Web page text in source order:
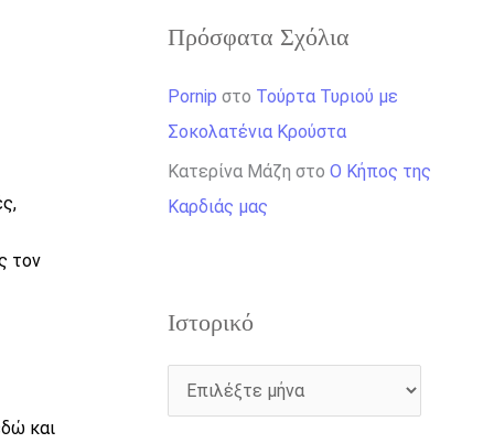
τον
και
Πρόσφατα Σχόλια
Pornip στο Τούρτα Τυριού με
Σοκολατένια Κρούστα
Κατερίνα Μάζη στο Ο Κήπος της
Καρδιάς μας
Ιστορικό